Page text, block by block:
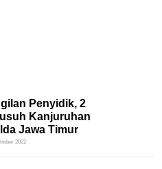
Penyidik, 2
Kanjuruhan
Jawa Timur
2022